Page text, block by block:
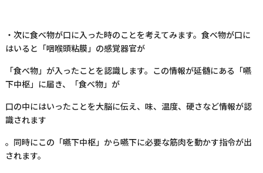
・次に食べ物が口に入った時のことを考えてみます。食べ物が口に
はいると「咽喉頭粘膜」の感覚器官が
「食べ物」が入ったことを認識します。この情報が延髄にある「嚥
下中枢」に届き、「食べ物」が
口の中にはいったことを大脳に伝え、味、温度、硬さなど情報が認
識されます
。同時にこの「嚥下中枢」から嚥下に必要な筋肉を動かす指令が出
されます。